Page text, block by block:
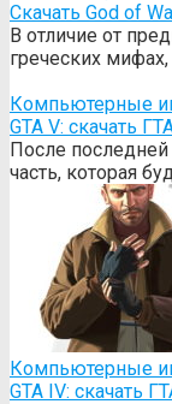
Cкачать God of
В отличие от
греческих
Компьютерные
GTA V: cкачать
После последней
часть, которая
Компьютерные
GTA IV: cкачать